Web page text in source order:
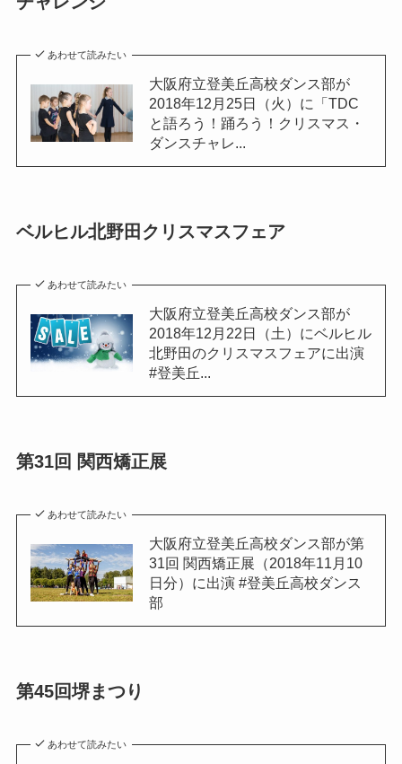
あわせて読みたい
大阪府立登美丘高校ダンス部が
2018年12月25日（火）に「TDC
と語ろう！踊ろう！クリスマス・
ダンスチャレ...
ベルヒル北野田クリスマスフェア
あわせて読みたい
大阪府立登美丘高校ダンス部が
2018年12月22日（土）にベルヒル
北野田のクリスマスフェアに出演
#登美丘...
第31回 関西矯正展
あわせて読みたい
大阪府立登美丘高校ダンス部が第
31回 関西矯正展（2018年11月10
日分）に出演 #登美丘高校ダンス
部
第45回堺まつり
あわせて読みたい